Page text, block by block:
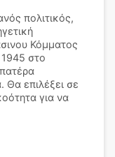
πολιτικός,
Κόμματος
στο
Θα επιλέξει σε
για να